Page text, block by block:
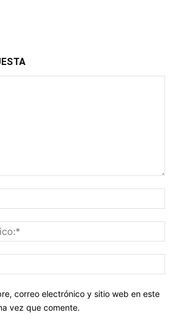
correo electrónico y sitio web en este
vez que comente.